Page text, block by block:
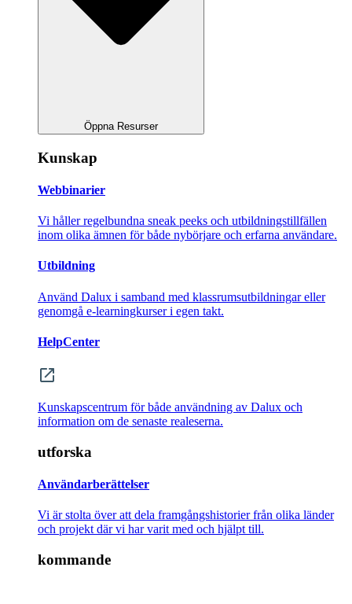
Öppna Resurser
Kunskap
Webbinarier
Vi håller regelbundna sneak peeks och utbildningstillfällen
inom olika ämnen för både nybörjare och erfarna användare.
Utbildning
Använd Dalux i samband med klassrumsutbildningar eller
genomgå e-learningkurser i egen takt.
HelpCenter
Kunskapscentrum för både användning av Dalux och
information om de senaste realeserna.
utforska
Användarberättelser
Vi är stolta över att dela framgångshistorier från olika länder
och projekt där vi har varit med och hjälpt till.
kommande